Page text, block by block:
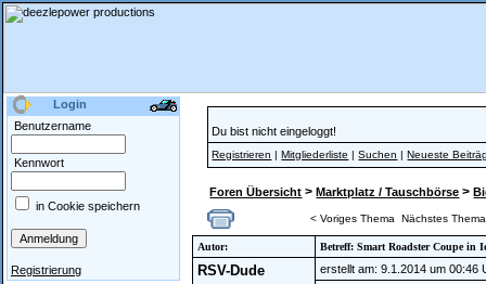
Login
Benutzername
Kennwort
in Cookie speichern
Registrierung
Du bist nicht eingeloggt!
Registrieren |Mitgliederliste |Suchen |Neueste
Foren Übersicht >Marktplatz / Tauschbörse >
< Voriges Thema Nächstes
Autor: Betreff: Smart Roadster Coupe in
RSV-Dude erstellt am: 9.1.2014 um 00:46